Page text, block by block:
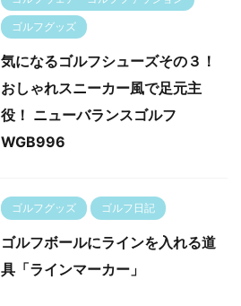
ゴルフグッズ
気になるゴルフシューズその３！
おしゃれスニーカー風で足元主
役！ ニューバランスゴルフ
WGB996
ゴルフグッズ ゴルフ日記
ゴルフボールにラインを入れる道
具「ラインマーカー」